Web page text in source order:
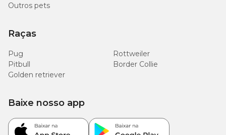
Outros pets
Raças
Pug
Rottweiler
Pitbull
Border Collie
Golden retriever
Baixe nosso app